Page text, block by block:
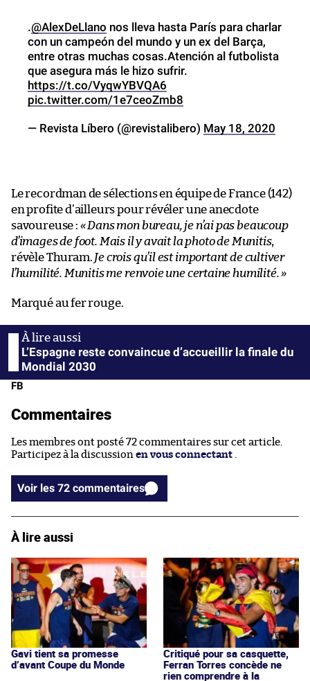
.@AlexDeLlano nos lleva hasta París para charlar
con un campeón del mundo y un ex del Barça,
entre otras muchas cosas.Atención al futbolista
que asegura más le hizo sufrir.
https://t.co/VyqwYBVQA6
pic.twitter.com/1e7ceoZmb8
— Revista Líbero (@revistalibero) May 18, 2020
Le recordman de sélections en équipe de France (142)
en profite d’ailleurs pour révéler une anecdote
savoureuse : « Dans mon bureau, je n’ai pas beaucoup
d’images de foot. Mais il y avait la photo de Munitis,
révèle Thuram. Je crois qu’il est important de cultiver
l’humilité. Munitis me renvoie une certaine humilité. »
Marqué au fer rouge.
L’Espagne reste convaincue d’accueillir la finale du
Mondial 2030
FB
Commentaires
Les membres ont posté 72 commentaires sur cet article.
Participez à la discussion en vous connectant
Voir les 72 commentaires
À lire aussi
Gavi tient sa promesse
d’avant Coupe du Monde
Critiqué pour sa casquette,
Ferran Torres concède ne
rien comprendre à la